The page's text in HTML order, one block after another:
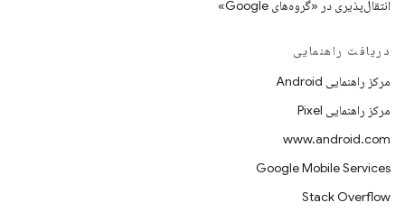
انتقال‌پذیری در «گروه‌های Google»
دریافت راهنمایی
مرکز راهنمایی Android
مرکز راهنمایی Pixel
www.android.com
Google Mobile Services
Stack Overflow